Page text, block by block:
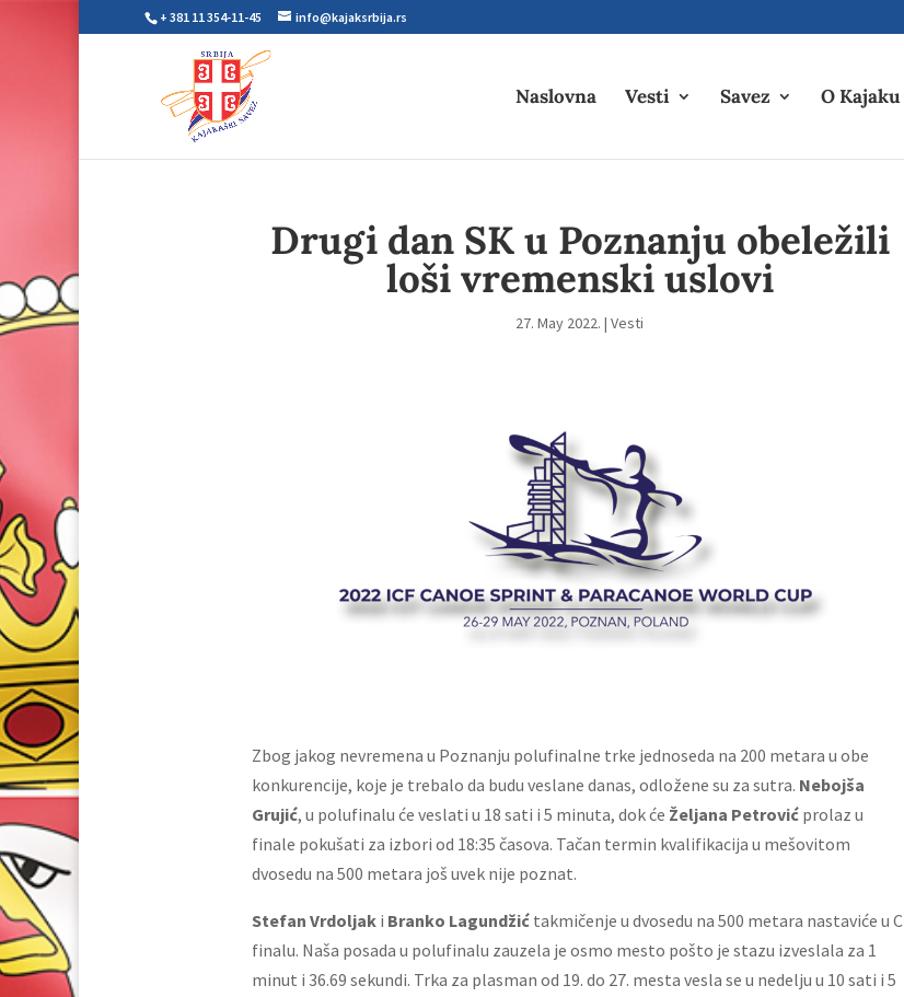
+ 381 11 354-11-45 info@kajaksrbija.rs
Naslovna Vesti Savez O Kajaku
Drugi dan SK u Poznanju obeležili
loši vremenski uslovi
27. May 2022. |Vesti
Zbog jakog nevremena u Poznanju polufinalne trke jednoseda na 200 metara u obe
konkurencije, koje je trebalo da budu veslane danas, odložene su za sutra. Nebojša
Grujić, u polufinalu će veslati u 18 sati i 5 minuta, dok će Željana Petrovićprolaz u
finale pokušati za izbori od 18:35 časova. Tačan termin kvalifikacija u mešovitom
dvosedu na 500 metara još uvek nije poznat.
Stefan Vrdoljaki Branko Lagundžićtakmičenje u dvosedu na 500 metara nastaviće u C
finalu. Naša posada u polufinalu zauzela je osmo mesto pošto je stazu izveslala za 1
minut i 36.69 sekundi. Trka za plasman od 19. do 27. mesta vesla se u nedelju u 10 sati i 5